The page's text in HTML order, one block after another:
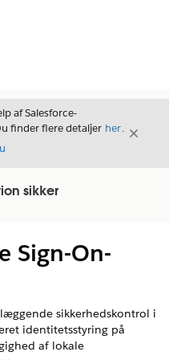
af Salesforce-
finder flere detaljer her.
Luk
sikker
Sign-On-
sikkerhedskontrol i
identitetsstyring på
af lokale